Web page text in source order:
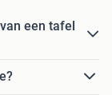
een tafel